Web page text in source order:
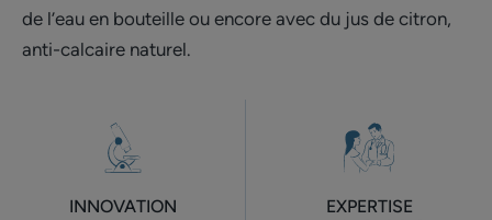
de l’eau en bouteille ou encore avec du jus de citron,
anti-calcaire naturel.
INNOVATION
EXPERTISE